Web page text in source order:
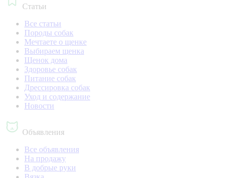
Статьи
Все статьи
Породы собак
Мечтаете о щенке
Выбираем щенка
Щенок дома
Здоровье собак
Питание собак
Дрессировка собак
Уход и содержание
Новости
Объявления
Все объявления
На продажу
В добрые руки